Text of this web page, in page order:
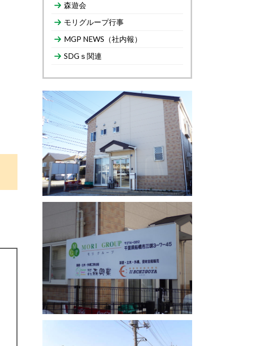
森遊会
モリグループ行事
MGP NEWS（社内報）
SDGｓ関連